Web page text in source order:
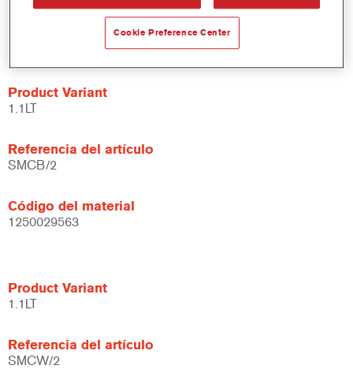
Fácil de lijar hasta obtener un acabado muy limpio
Disponible en lata de 1,1 litros
Color: Negro o blanco
Product Variant
1.1LT
Referencia del artículo
SMCB/2
Código del material
1250029563
Product Variant
1.1LT
Referencia del artículo
SMCW/2
Cookie Preference Center